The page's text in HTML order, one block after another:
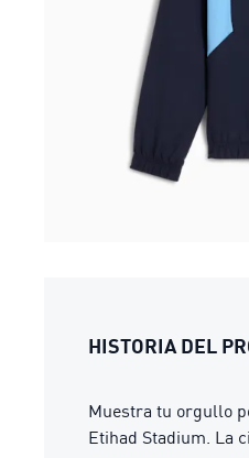
HISTORIA DEL
Muestra tu orgullo
Etihad Stadium. La